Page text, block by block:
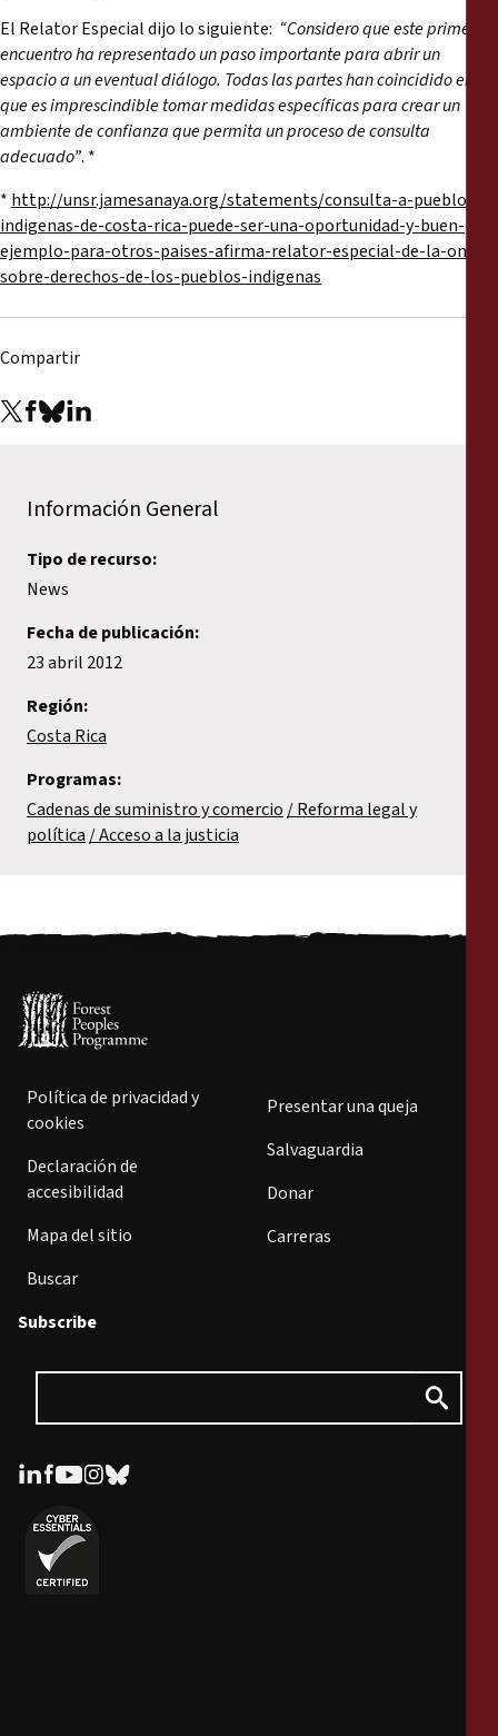
El Relator Especial dijo lo siguiente: “Considero que este primer
encuentro ha representado un paso importante para abrir un
espacio a un eventual diálogo. Todas las partes han coincidido en
que es imprescindible tomar medidas específicas para crear un
ambiente de confianza que permita un proceso de consulta
adecuado”. *
* http://unsr.jamesanaya.org/statements/consulta-a-pueblos-
indigenas-de-costa-rica-puede-ser-una-oportunidad-y-buen-
ejemplo-para-otros-paises-afirma-relator-especial-de-la-onu-
sobre-derechos-de-los-pueblos-indigenas
Compartir
Información General
Tipo de recurso:
News
Fecha de publicación:
23 abril 2012
Región:
Costa Rica
Programas:
Cadenas de suministro y comercio
Reforma legal y
política Acceso a la justicia
Política de privacidad y
cookies
Declaración de
accesibilidad
Mapa del sitio
Buscar
Presentar una queja
Salvaguardia
Donar
Carreras
Subscribe